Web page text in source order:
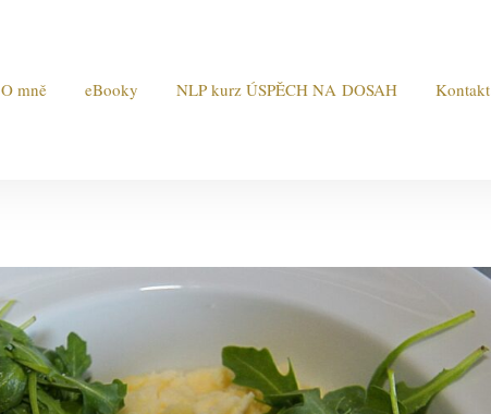
O mně eBooky NLP kurz ÚSPĚCH NA DOSAH Kontakt